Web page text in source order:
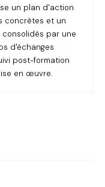
un plan d'action
concrètes et un
par une
d'échanges
post-formation
en œuvre.